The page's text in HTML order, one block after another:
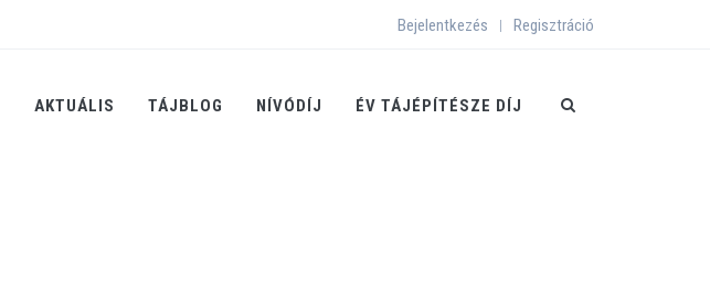
Bejelentkezés | Regisztráció
AKTUÁLIS TÁJBLOG NÍVÓDÍJ ÉV TÁJÉPÍTÉSZE DÍJ